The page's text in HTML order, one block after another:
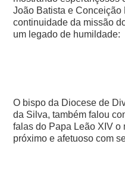
João Batista e Conceição
continuidade da missão
um legado de humildade:
O bispo da Diocese de
da Silva, também falou
falas do Papa Leão XIV o
próximo e afetuoso com